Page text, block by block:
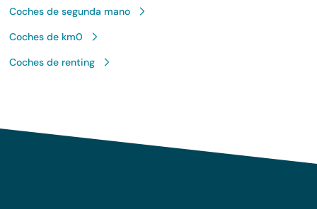
Coches de segunda mano
Coches de km0
Coches de renting